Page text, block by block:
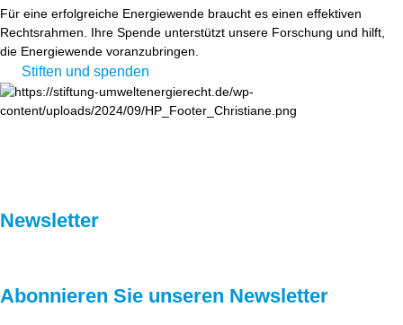
Für eine erfolgreiche Energiewende braucht es einen effektiven
Rechtsrahmen. Ihre Spende unterstützt unsere Forschung und hilft,
die Energiewende voranzubringen.
Stiften und spenden
Newsletter
Abonnieren Sie unseren Newsletter